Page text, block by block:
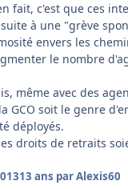
fait, c'est que ces
à une "grève
envers les
le nombre
même avec des
GCO soit le genre
déployés.
droits de retraits
13 ans par Alexis60